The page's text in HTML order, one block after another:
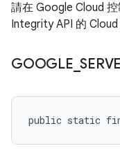
請在 Google Cloud
Integrity API 的 Cloud
GOOGLE _
public static